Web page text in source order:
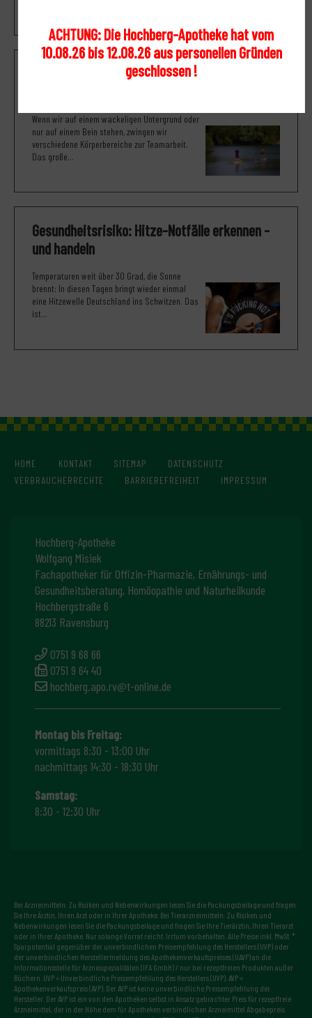
So trainiert man das Gleichgewicht (und
Wenn wir auf einem wackeligen Untergrund oder
nur auf einem Bein stehen, zwingen wir
verschiedene Körperbereiche zur Teamarbeit.
Das große...
Gesundheitsrisiko: Hitze-Notfälle erkennen -
und handeln
Temperaturen weit über 30 Grad, die Sonne
brennt: In diesen Tagen bringt wieder einmal
eine Hitzewelle Deutschland ins Schwitzen. Das
ist...
HOME KONTAKT SITEMAP
DATENSCHUTZ
VERBRAUCHERRECHTE
BARRIEREFREIHEIT IMPRESSUM
Hochberg-Apotheke
Wolfgang Misiek
Fachapotheker für Offizin-Pharmazie, Ernährungs- und
Gesundheitsberatung, Homöopathie und Naturheilkunde
Hochbergstraße 6
88213 Ravensburg
0751 9 68 66
0751 9 64 40
hochberg.apo.rv@t-online.de
Montag bis Freitag:
vormittags 8:30 - 13:00 Uhr
nachmittags 14:30 - 18:30 Uhr
Samstag:
8:30 - 12:30 Uhr
Bei Arzneimitteln: Zu Risiken und Nebenwirkungen lesen Sie die Packungsbeilage und fragen
Sie Ihre Ärztin, Ihren Arzt oder in Ihrer Apotheke. Bei Tierarzneimitteln: Zu Risiken und
Nebenwirkungen lesen Sie die Packungsbeilage und fragen Sie Ihre Tierärztin, Ihren Tierarzt
oder in Ihrer Apotheke. Nur solange Vorrat reicht. Irrtum vorbehalten. Alle Preise inkl. MwSt. *
Sparpotential gegenüber der unverbindlichen Preisempfehlung des Herstellers (UVP) oder
der unverbindlichen Herstellermeldung des Apothekenverkaufspreises (UAVP) an die
Informationsstelle für Arzneispezialitäten (IFA GmbH) / nur bei rezeptfreien Produkten außer
Büchern. UVP = Unverbindliche Preisempfehlung des Herstellers (UVP). AVP =
Apothekenverkaufspreis (AVP). Der AVP ist keine unverbindliche Preisempfehlung der
Hersteller. Der AVP ist ein von den Apotheken selbst in Ansatz gebrachter Preis für rezeptfreie
Arzneimittel, der in der Höhe dem für Apotheken verbindlichen Arzneimittel Abgabepreis
ACHTUNG: Die Hochberg-Apotheke hat vom
10.08.26 bis 12.08.26 aus personellen Gründen
geschlossen !